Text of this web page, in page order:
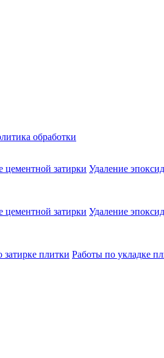
обработки
цементной затирки Удаление
цементной затирки Удаление
затирке плитки Работы по укладке